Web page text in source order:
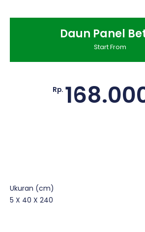
Daun Panel
Start From
Rp.
Ukuran (cm)
5 X 40 X 240